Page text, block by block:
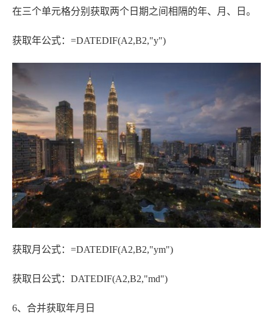
在三个单元格分别获取两个日期之间相隔的年、月、日。
获取年公式：=DATEDIF(A2,B2,"y")
获取月公式：=DATEDIF(A2,B2,"ym")
获取日公式：DATEDIF(A2,B2,"md")
6、合并获取年月日